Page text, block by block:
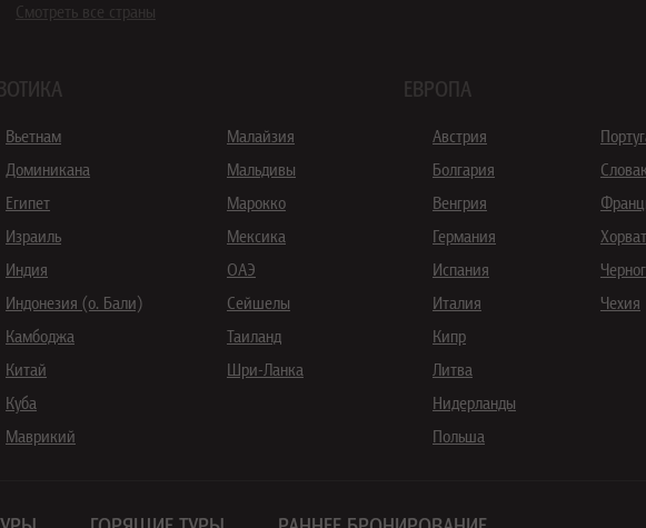
Смотреть все страны
Вьетнам
Доминикана
Египет
Израиль
Индия
Индонезия (о. Бали)
Камбоджа
Китай
Куба
Маврикий
Малайзия
Мальдивы
Марокко
Мексика
ОАЭ
Сейшелы
Таиланд
Шри-Ланка
ЕВРОПА
Австрия
Болгария
Венгрия
Германия
Испания
Италия
Кипр
Литва
Нидерланды
Польша
Чехия